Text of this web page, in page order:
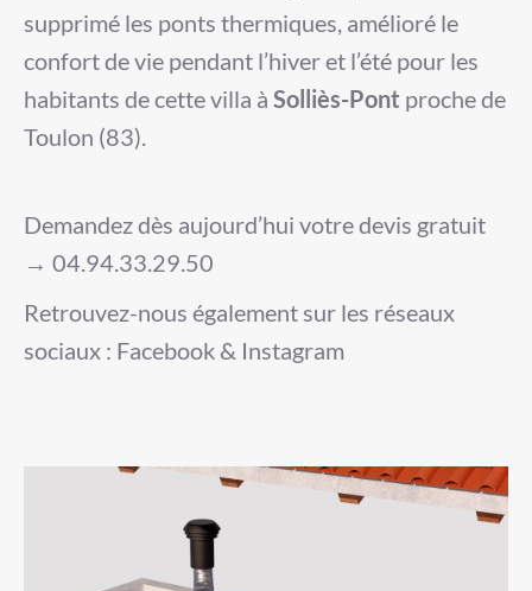
supprimé les ponts thermiques, amélioré le
confort de vie pendant l’hiver et l’été pour les
habitants de cette villa à Solliès-Pont proche de
Toulon (83).
Demandez dès aujourd’hui votre devis gratuit
→ 04.94.33.29.50
Retrouvez-nous également sur les réseaux
sociaux : Facebook & Instagram